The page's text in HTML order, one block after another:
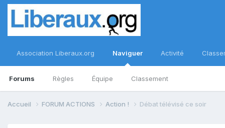
Association Liberaux.org Naviguer
Forums Règles Équipe Classement
Activité
Accueil FORUM ACTIONS Action ! Débat télévisé ce soir